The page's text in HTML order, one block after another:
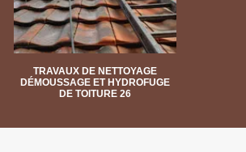
TRAVAUX DE NETTOYAGE
DÉMOUSSAGE ET HYDROFUGE
DE TOITURE 26